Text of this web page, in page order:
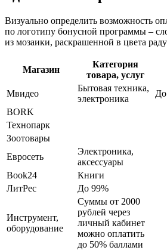
Визуально определить возможность
по логотипу бонусной программы –
из мозаики, раскрашенной в цвета
Магазин
Категория
товара, услуг
Мвидео
Бытовая техника,
электроника
BORK
Технопарк
Зоотовары
Евросеть
Электроника,
аксессуары
Book24
Книги
ЛитРес
До 99%
Инструмент,
оборудование
Суммы от 2000
рублей через
личный кабинет
можно оплатить
до 50% баллами